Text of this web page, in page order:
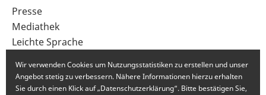
Presse
Mediathek
Leichte Sprache
Wir verwenden Cookies um Nutzungsstatistiken zu erstellen und unser
Angebot stetig zu verbessern. Nähere Informationen hierzu erhalten
Sie durch einen Klick auf „Datenschutzerklärung“. Bitte bestätigen Sie,